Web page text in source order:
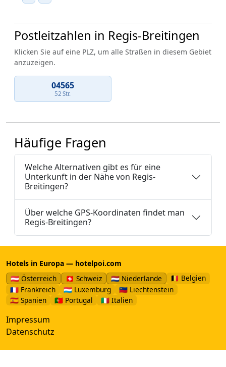
Postleitzahlen in Regis-Breitingen
Klicken Sie auf eine PLZ, um alle Straßen in diesem Gebiet
anzuzeigen.
04565
52 Str.
Häufige Fragen
Welche Alternativen gibt es für eine
Unterkunft in der Nähe von Regis-
Breitingen?
Über welche GPS-Koordinaten findet man
Regis-Breitingen?
Hotels in Europa — hotelpoi.com
🇦🇹 Österreich
🇨🇭 Schweiz 🇳🇱 Niederlande
🇧🇪 Belgien
🇫🇷 Frankreich
🇱🇺 Luxemburg
🇱🇮 Liechtenstein
🇪🇸 Spanien
🇵🇹 Portugal 🇮🇹 Italien
Impressum
Datenschutz